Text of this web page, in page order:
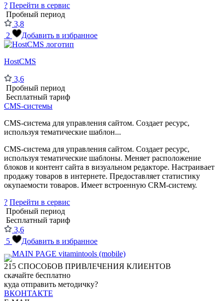
? Перейти в сервис
Пробный период
3,8
2
Добавить в избранное
HostCMS
3,6
Пробный период
Бесплатный тариф
CMS-системы
CMS-система для управления сайтом. Создает ресурс,
используя тематические шаблон...
CMS-система для управления сайтом. Создает ресурс,
используя тематические шаблоны. Меняет расположение
блоков и контент сайта в визуальном редакторе. Настраивает
продажу товаров в интернете. Предоставляет статистику
окупаемости товаров. Имеет встроенную CRM-систему.
? Перейти в сервис
Пробный период
Бесплатный тариф
3,6
5
Добавить в избранное
215 СПОСОБОВ ПРИВЛЕЧЕНИЯ КЛИЕНТОВ
скачайте бесплатно
куда отправить методичку?
ВКОНТАКТЕ